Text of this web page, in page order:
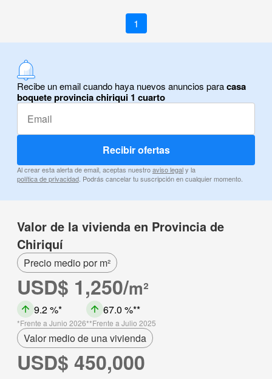
1
Recibe un email cuando haya nuevos anuncios paracasa
boquete provincia chiriqui 1 cuarto
Recibir ofertas
Al crear esta alerta de email, aceptas nuestroaviso legaly la
política de privacidad. Podrás cancelar tu suscripción en cualquier momento.
Valor de la vivienda en Provincia de
Chiriquí
Precio medio por m²
USD$ 1,250/m²
9.2 %
Frente a Junio 2026
67.0 %
Frente a Julio 2025
Valor medio de una vivienda
USD$ 450,000